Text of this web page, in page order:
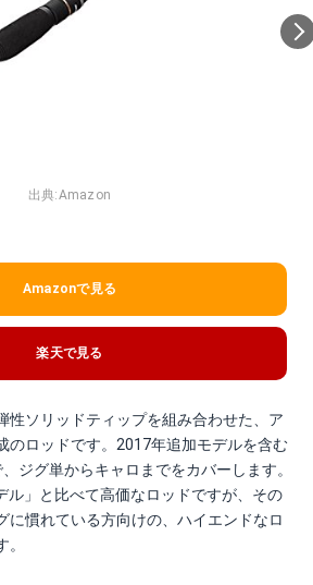
出典:Amazon
Amazonで見る
楽天で見る
性ソリッドティップを組み合わせた、ア
のロッドです。2017年追加モデルを含む
ジグ単からキャロまでをカバーします。
ル」と比べて高価なロッドですが、その
に慣れている方向けの、ハイエンドなロ